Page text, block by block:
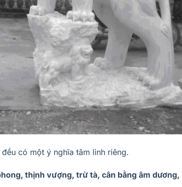
có một ý nghĩa tâm linh riêng.
thịnh vượng, trừ tà, cân bằng âm dương,